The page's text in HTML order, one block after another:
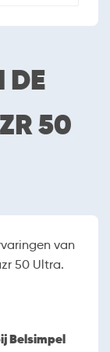
(17.526 cm)
AMOLED
Capacative
Octa Core
DE
50
van
50 Ultra.
Belsimpel